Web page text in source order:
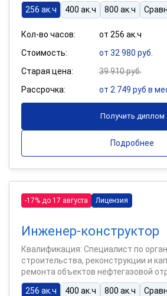
256 ак.ч
400 ак.ч 800 ак.ч
Кол-во часов:
от 256 ак.ч
Стоимость:
от 32 980 руб.
Старая цена:
39 910 руб.
Рассрочка:
от 2 749 руб в
Получить диплом
Подробнее
-17% до 17 августа Лицензия
Инженер-конструктор
Квалификация: Специалист по
строительства, реконструкции и
ремонта объектов нефтегазовой
256 ак.ч
400 ак.ч 800 ак.ч